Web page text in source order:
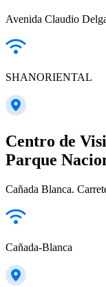
Avenida Claudio
SHANORIENTAL
Centro de
Parque
Cañada Blanca.
Cañada-Blanca